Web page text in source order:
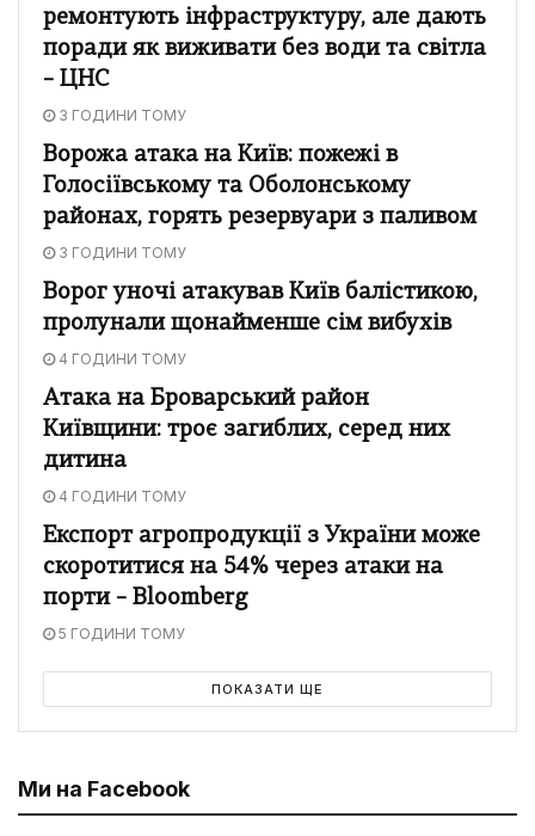
ремонтують інфраструктуру, але дають
поради як виживати без води та світла
– ЦНС
3 ГОДИНИ ТОМУ
Ворожа атака на Київ: пожежі в
Голосіївському та Оболонському
районах, горять резервуари з паливом
3 ГОДИНИ ТОМУ
Ворог уночі атакував Київ балістикою,
пролунали щонайменше сім вибухів
4 ГОДИНИ ТОМУ
Атака на Броварський район
Київщини: троє загиблих, серед них
дитина
4 ГОДИНИ ТОМУ
Експорт агропродукції з України може
скоротитися на 54% через атаки на
порти – Bloomberg
5 ГОДИНИ ТОМУ
ПОКАЗАТИ ЩЕ
Ми на Facebook